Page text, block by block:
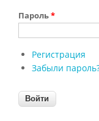
Пароль*
Регистрация
Забыли